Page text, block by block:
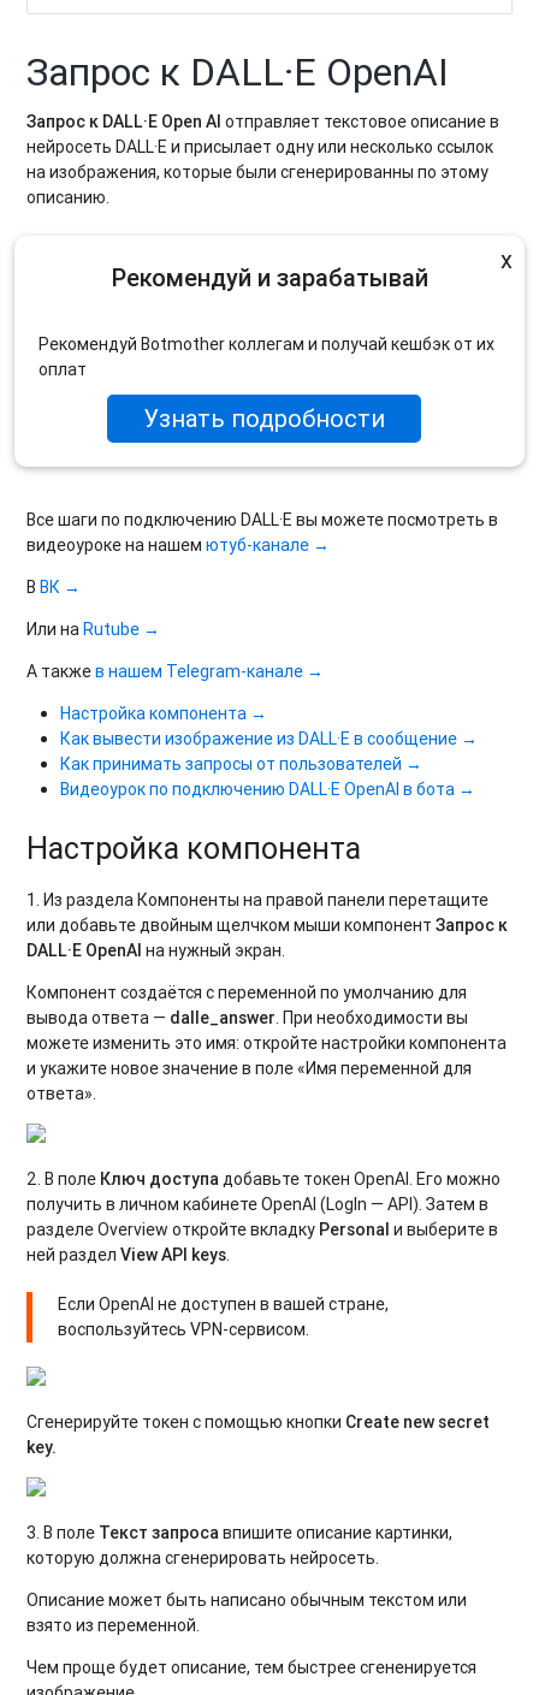
Запрос к DALL·E OpenAI
Запрос к DALL·E Open AI отправляет текстовое описание в
нейросеть DALL·E и присылает одну или несколько ссылок
на изображения, которые были сгенерированны по этому
описанию.
x
Рекомендуй и зарабатывай
Рекомендуй Botmother коллегам и получай кешбэк от их
оплат
Узнать подробности
Все шаги по подключению DALL·E вы можете посмотреть в
видеоуроке на нашемютуб-канале →
ВВК →
Или наRutube →
А такжев нашем Telegram-канале →
Настройка компонента →
Как вывести изображение из DALL·E в сообщение →
Как принимать запросы от пользователей →
Видеоурок по подключению DALL·E OpenAI в бота →
Настройка компонента
1. Из раздела Компоненты на правой панели перетащите
или добавьте двойным щелчком мыши компонентЗапрос к
DALL·E OpenAI на нужный экран.
Компонент создаётся с переменной по умолчанию для
вывода ответа — dalle_answer. При необходимости вы
можете изменить это имя: откройте настройки компонента
и укажите новое значение в поле «Имя переменной для
ответа».
2. В поле Ключ доступадобавьте токен OpenAI. Его можно
получить в личном кабинете OpenAI (LogIn — API). Затем в
разделе Overview откройте вкладку Personal и выберите в
ней разделView API keys.
Если OpenAI не доступен в вашей стране,
воспользуйтесь VPN-сервисом.
Сгенерируйте токен с помощью кнопки Create new secret
key.
3. В поле Текст запросавпишите описание картинки,
которую должна сгенерировать нейросеть.
Описание может быть написано обычным текстом или
взято из переменной.
Чем проще будет описание, тем быстрее сгененируется